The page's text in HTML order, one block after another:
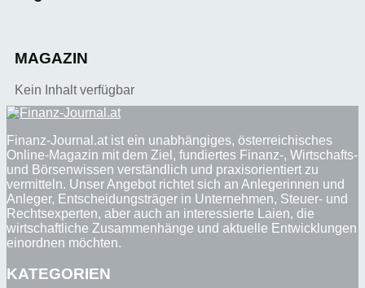
MAGAZIN
Kein Inhalt verfügbar
Finanz-Journal.at ist ein unabhängiges, österreichisches
Online-Magazin mit dem Ziel, fundiertes Finanz-, Wirtschafts-
und Börsenwissen verständlich und praxisorientiert zu
vermitteln. Unser Angebot richtet sich an Anlegerinnen und
Anleger, Entscheidungsträger in Unternehmen, Steuer- und
Rechtsexperten, aber auch an interessierte Laien, die
wirtschaftliche Zusammenhänge und aktuelle Entwicklungen
einordnen möchten.
KATEGORIEN